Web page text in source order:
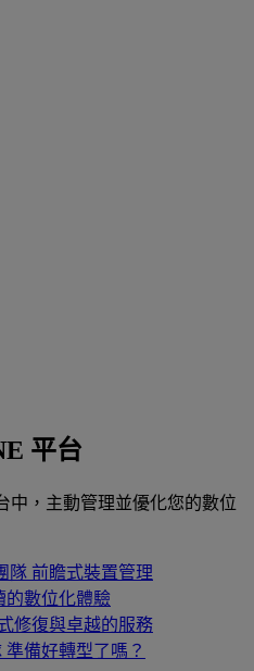
平台
中，主動管理並優化您的數位
隊 前瞻式裝置管理
的數位化體驗
修復與卓越的服務
準備好轉型了嗎？